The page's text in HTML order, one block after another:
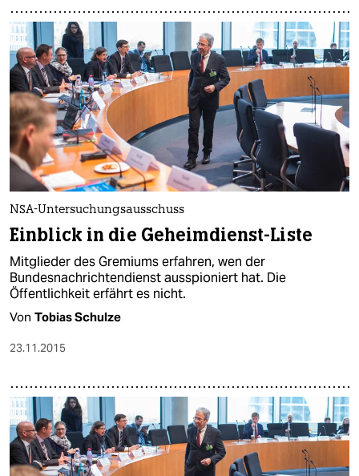
NSA-Untersuchungsausschuss
Einblick in die Geheimdienst-Liste
Mitglieder des Gremiums erfahren, wen der
Bundesnachrichtendienst ausspioniert hat. Die
Öffentlichkeit erfährt es nicht.
Von Tobias Schulze
23.11.2015